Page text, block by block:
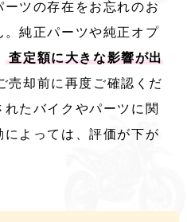
ツの存在をお忘れのお
純正パーツや純正オプ
査定額に大きな影響が出
売却前に再度ご確認くだ
たバイクやパーツに関
によっては、評価が下が